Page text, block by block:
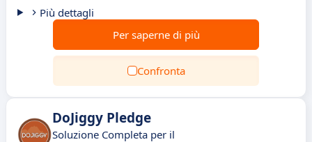
Più dettagli
Per saperne di più
Confronta
DoJiggy Pledge
Soluzione Completa per il